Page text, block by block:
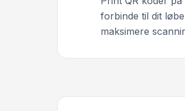
forbinde til dit
maksimere